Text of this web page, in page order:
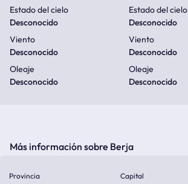
Estado del cielo
Desconocido
Viento
Desconocido
Oleaje
Desconocido
Estado del cielo
Desconocido
Viento
Desconocido
Oleaje
Desconocido
Más información sobre Berja
Provincia Capital